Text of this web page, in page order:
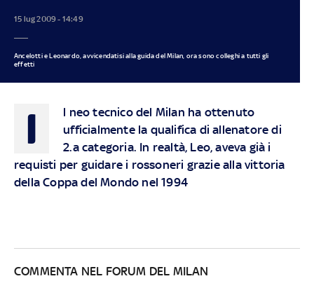
15 lug 2009 - 14:49
Ancelotti e Leonardo, avvicendatisi alla guida del Milan, ora sono colleghi a tutti gli
effetti
I
l neo tecnico del Milan ha ottenuto
ufficialmente la qualifica di allenatore di
2.a categoria. In realtà, Leo, aveva già i
requisti per guidare i rossoneri grazie alla vittoria
della Coppa del Mondo nel 1994
COMMENTA NEL FORUM DEL MILAN